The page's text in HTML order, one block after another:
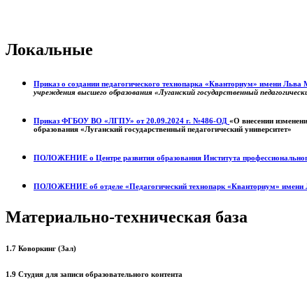
Локальные
Приказ о создании педагогического технопарка «Кванториум» имени
учреждения высшего образования «Луганский государственный
Приказ ФГБОУ ВО «ЛГПУ» от 20.09.2024 г. №486-ОД «О внесении
образования «Луганский государственный педагогический университет»
ПОЛОЖЕНИЕ о Центре развития образования Института
ПОЛОЖЕНИЕ об отделе «Педагогический технопарк «Кванториум» имени
Материально-техническая база
1.7 Коворкинг (Зал)
1.9 Студия для записи образовательного контента